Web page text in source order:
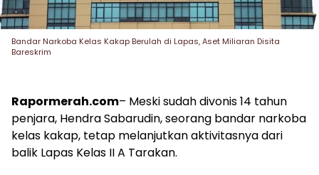
Bandar Narkoba Kelas Kakap Berulah di Lapas, Aset Miliaran Disita
Bareskrim
Rapormerah.com– Meski sudah divonis 14 tahun
penjara, Hendra Sabarudin, seorang bandar narkoba
kelas kakap, tetap melanjutkan aktivitasnya dari
balik Lapas Kelas II A Tarakan.